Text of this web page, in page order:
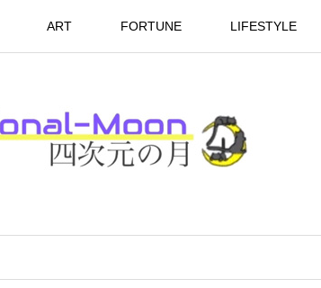
ART FORTUNE LIFESTYLE